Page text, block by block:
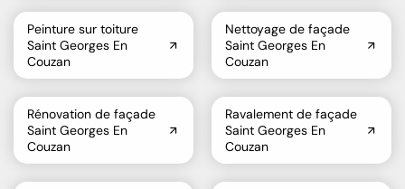
Peinture sur toiture
Saint Georges En
Couzan
Nettoyage de façade
Saint Georges En
Couzan
Rénovation de façade
Saint Georges En
Couzan
Ravalement de façade
Saint Georges En
Couzan